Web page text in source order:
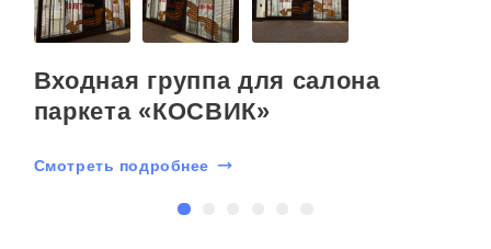
Входная группа для салона
паркета «КОСВИК»
Смотреть подробнее